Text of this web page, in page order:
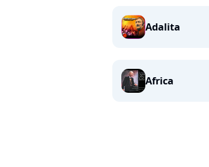
Adalita
Africa